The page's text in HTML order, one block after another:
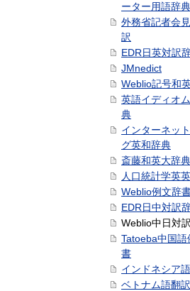
ーター用語辞典
外務省記者会
訳
EDR日英対訳
JMnedict
Weblio記号和
英語イディオ
典
インターネッ
グ英和辞典
斎藤和英大辞典
人口統計学英
Weblio例文辞
EDR日中対訳
Weblio中日対
Tatoeba中国語
書
インドネシア
ベトナム語翻